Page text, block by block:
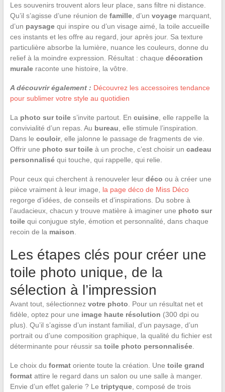
Les souvenirs trouvent alors leur place, sans filtre ni distance.
Qu’il s’agisse d’une réunion de famille, d’un voyagemarquant,
d’un paysagequi inspire ou d’un visage aimé, la toile accueille
ces instants et les offre au regard, jour après jour. Sa texture
particulière absorbe la lumière, nuance les couleurs, donne du
relief à la moindre expression. Résultat : chaque décoration
muraleraconte une histoire, la vôtre.
A découvrir également : Découvrez les accessoires tendance
pour sublimer votre style au quotidien
La photo sur toiles’invite partout. En cuisine, elle rappelle la
convivialité d’un repas. Au bureau , elle stimule l’inspiration.
Dans le couloir, elle jalonne le passage de fragments de vie.
Offrir une photo sur toileà un proche, c’est choisir un cadeau
personnaliséqui touche, qui rappelle, qui relie.
Pour ceux qui cherchent à renouveler leur déco ou à créer une
pièce vraiment à leur image, la page déco de Miss Déco
regorge d’idées, de conseils et d’inspirations. Du sobre à
l’audacieux, chacun y trouve matière à imaginer une photo sur
toilequi conjugue style, émotion et personnalité, dans chaque
recoin de la maison
Les étapes clés pour créer une
toile photo unique, de la
sélection à l’impression
Avant tout, sélectionnez votre photo . Pour un résultat net et
fidèle, optez pour une image haute résolution (300 dpi ou
plus). Qu’il s’agisse d’un instant familial, d’un paysage, d’un
portrait ou d’une composition graphique, la qualité du fichier est
déterminante pour réussir sa toile photo personnalisée.
Le choix du formatoriente toute la création. Une toile grand
formatattire le regard dans un salon ou une salle à manger.
Envie d’un effet galerie ? Le triptyque, composé de trois